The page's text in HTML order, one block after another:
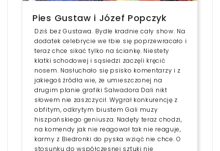
Pies Gustaw i Józef Popczyk
Dziś bez Gustawa. Bydle kradnie cały show. Na
dodatek celebrycie we łbie się poprzewracało i
teraz chce sikać tylko na ściankę. Niestety
klatki schodowej i sąsiedzi zaczęli kręcić
nosem. Nasłuchało się psisko komentarzy i z
jakiegoś źródła wie, że umieszczonej na
drugim planie grafiki Salwadora Dali nikt
słowem nie zaszczycił. Wygrał konkurencję z
obfitym, odkrytym biustem Gali muzy
hiszpańskiego geniusza. Nadęty teraz chodzi,
na komendy jak nie reagował tak nie reaguje,
karmy z Biedronki do pyska wziąć nie chce. O
stosunku do współczesnej sztuki nie